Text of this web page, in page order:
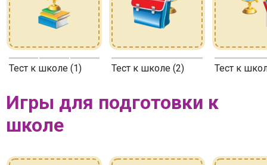
Тест к школе (1) Тест к школе (2) Тест к
Игры для подготовки к
школе